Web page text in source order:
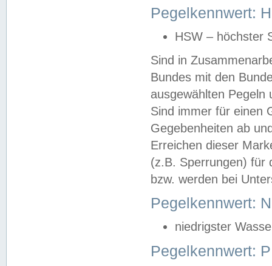
Pegelkennwert:
HSW – höchster
Sind in
Bundes mit den
ausgewählten
Sind immer für einen
Gegebenheiten ab
Erreichen dieser
(z.B. Sperrungen) für
bzw. werden bei
Pegelkennwert:
niedrigster
Pegelkennwert: